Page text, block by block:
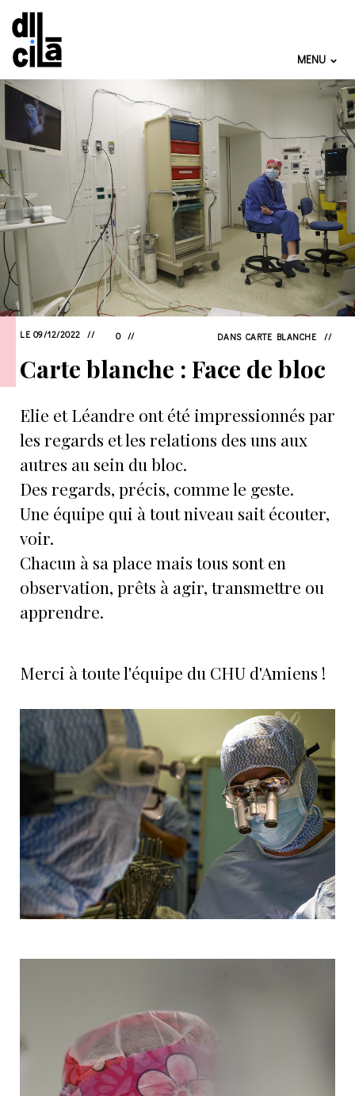
MENU
LE 09/12/2022 0 DANS CARTE BLANCHE
Carte blanche : Face de bloc
Elie et Léandre ont été impressionnés par
les regards et les relations des uns aux
autres au sein du bloc.
Des regards, précis, comme le geste.
Une équipe qui à tout niveau sait écouter,
voir.
Chacun à sa place mais tous sont en
observation, prêts à agir, transmettre ou
apprendre.
Merci à toute l'équipe du CHU d'Amiens !